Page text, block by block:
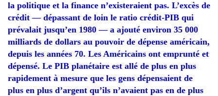
la politique et la finance n’existeraient pas. L’excès de
crédit — dépassant de loin le ratio crédit-PIB qui
prévalait jusqu’en 1980 — a ajouté environ 35 000
milliards de dollars au pouvoir de dépense américain,
depuis les années 70. Les Américains ont emprunté et
dépensé. Le PIB planétaire est allé de plus en plus
rapidement à mesure que les gens dépensaient de
plus en plus d’argent qu’ils n’avaient pas en de plus